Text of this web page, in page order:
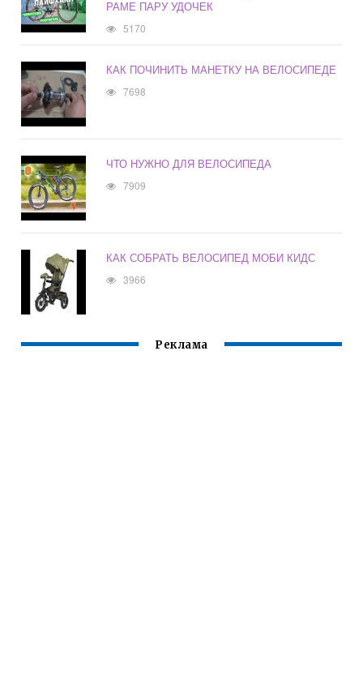
РАМЕ ПАРУ УДОЧЕК
5170
КАК ПОЧИНИТЬ МАНЕТКУ НА ВЕЛОСИПЕДЕ
7698
ЧТО НУЖНО ДЛЯ ВЕЛОСИПЕДА
7909
КАК СОБРАТЬ ВЕЛОСИПЕД МОБИ КИДС
3966
Реклама